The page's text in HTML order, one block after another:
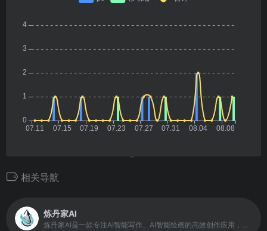
相关导航
炼丹家AI
炼丹家AI是一款专注AI智能写作、AI智能绘画的高效创作应用，提供超级多种AI自动写作生成器，在线写各类材料文章作文，工作计划总结报告，论文辅助，小说灵感，创意策划，宣传软文，公众号写作，学术研究，PPT，演讲稿，简历润色，活动策划，旅游攻略，好物种草，短视频脚本创作等，自动生成高质量的原创文章。